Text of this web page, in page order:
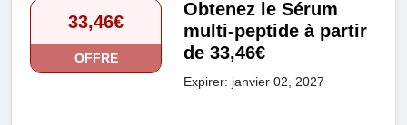
33,46€
OFFRE
Obtenez le Sérum
multi-peptide à partir
de 33,46€
Expirer: janvier 02, 2027